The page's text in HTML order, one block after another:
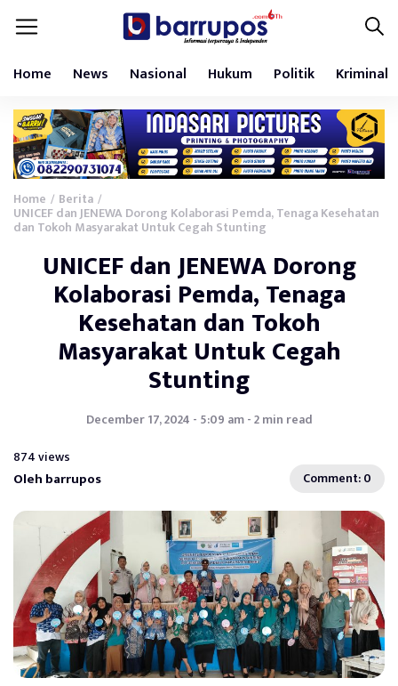
Home News Nasional Hukum Politik Kriminal
Home / Berita /
UNICEF dan JENEWA Dorong Kolaborasi Pemda, Tenaga Kesehatan
dan Tokoh Masyarakat Untuk Cegah Stunting
UNICEF dan JENEWA Dorong
Kolaborasi Pemda, Tenaga
Kesehatan dan Tokoh
Masyarakat Untuk Cegah
Stunting
December 17, 2024 - 5:09 am - 2 min read
874 views
Oleh barrupos Comment: 0